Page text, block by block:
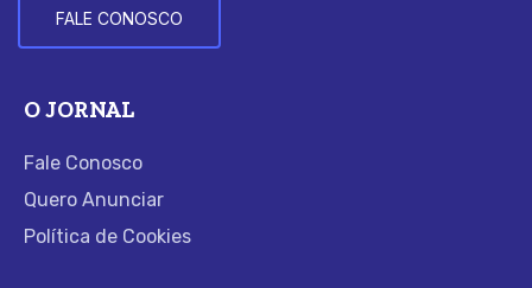
FALE CONOSCO
O JORNAL
Fale Conosco
Quero Anunciar
Política de Cookies